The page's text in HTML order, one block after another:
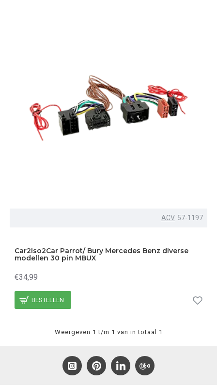
naar uw favoriete muziek wilt luisteren, deze kabels
zorgen voor een optimale geluidskwaliteit.
Speciaal ontworpen voor de Mercedes Benz CLA-
Klasse
Eenvoudige installatie
ACV 57-1197
Car2Iso2Car Parrot/ Bury Mercedes Benz diverse
modellen 30 pin MBUX
€34,99
BESTELLEN
Weergeven 1 t/m 1 van in totaal 1